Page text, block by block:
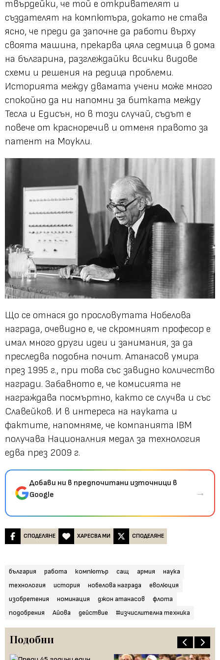
твърдейки, че той е откривателят и
създателят на компютъра, докато не става
ясно, че преди да започне да работи върху
своята машина, прекарва цяла седмица в дома
на българина, разглеждайки всички видове
схеми и решения на редица проблеми.
Историята между двамата учени може много
спокойно да ни напомни за битката между
Тесла и Едисън, но в този случай, съдът е
повече от красноречив и отменя правото за
патент на Моукли.
Що се отнася до прословутата Нобелова
награда, очевидно е, че скромният професор е
имал много други идеи и занимания, за да
преследва подобна почит. Атанасов умира
през 1995 г., при това със завидно количество
награди. Забавното е, че комисията не
награждава посмъртно, както се случва и със
Славейков. И в интереса на науката и
фактите, напомняме, че компанията IBM
получава Националния медал за технология
едва през 2009 г.
Добави ни в предпочитани източници в
Google
→
СПОДЕЛЯНЕ ХАРЕСВА МИ СПОДЕЛЯНЕ
българия работа компютър сащ армия
наука
технология
история нобелова награда
еволюция
изобретения
номинация джон атанасов
флота
подобрения
Айова действие #изчислителна техника
Подобни